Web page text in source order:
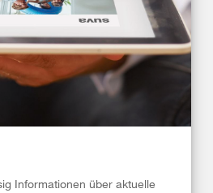
Informationen über aktuelle